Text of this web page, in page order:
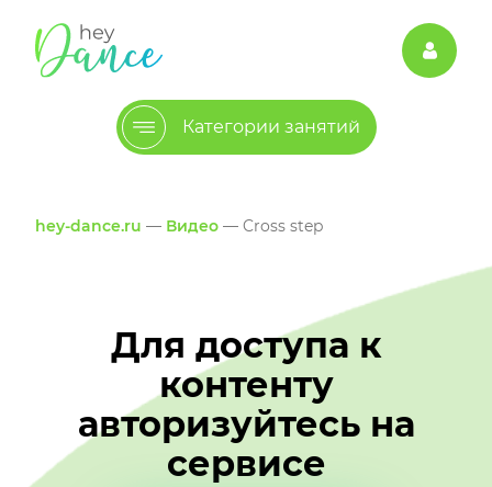
Категории занятий
hey-dance.ru — Видео — Cross step
Для доступа к
контенту
авторизуйтесь на
сервисе